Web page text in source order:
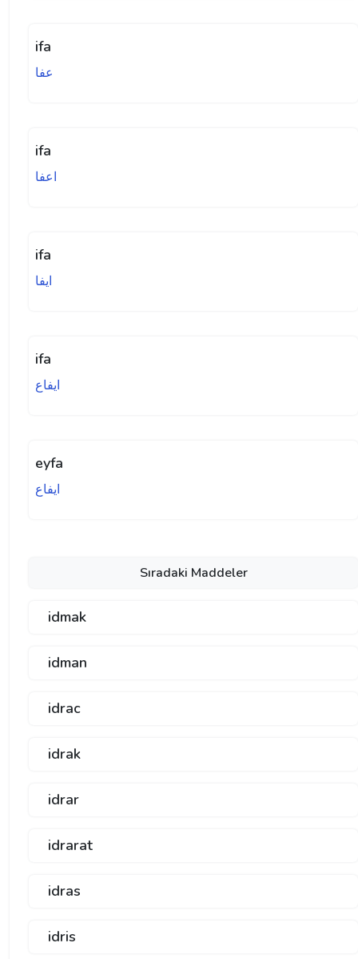
ifa
عفا
ifa
اعفا
ifa
ايفا
ifa
ايفاع
eyfa
ايفاع
Sıradaki Maddeler
idmak
idman
idrac
idrak
idrar
idrarat
idras
idris